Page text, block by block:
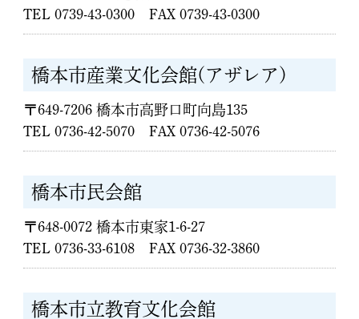
TEL 0739-43-0300 FAX 0739-43-0300
橋本市産業文化会館(アザレア)
〒649-7206 橋本市高野口町向島135
TEL 0736-42-5070 FAX 0736-42-5076
橋本市民会館
〒648-0072 橋本市東家1-6-27
TEL 0736-33-6108 FAX 0736-32-3860
橋本市立教育文化会館